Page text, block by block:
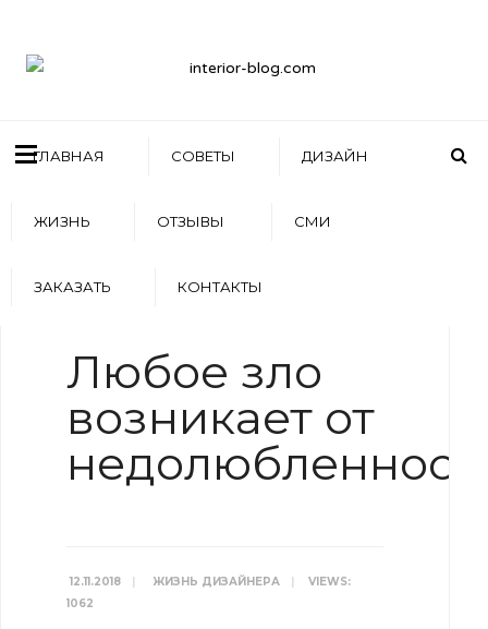
ГЛАВНАЯ СОВЕТЫ ДИЗАЙН
ЖИЗНЬ ОТЗЫВЫ СМИ
ЗАКАЗАТЬ КОНТАКТЫ
Любое зло
возникает от
12.11.2018 | ЖИЗНЬ ДИЗАЙНЕРА |
VIEWS:
1062